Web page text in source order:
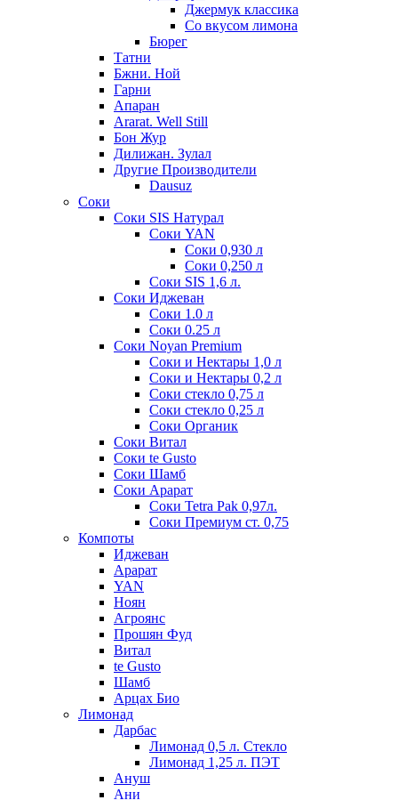
Джермук классика
Со вкусом лимона
Бюрег
Татни
Бжни. Ной
Гарни
Апаран
Ararat. Well Still
Бон Жур
Дилижан. Зулал
Другие Производители
Dausuz
Соки
Соки SIS Натурал
Соки YAN
Соки 0,930 л
Соки 0,250 л
Соки SIS 1,6 л.
Соки Иджеван
Соки 1.0 л
Соки 0.25 л
Соки Noyan Premium
Соки и Нектары 1,0 л
Соки и Нектары 0,2 л
Соки стекло 0,75 л
Соки стекло 0,25 л
Соки Органик
Соки Витал
Соки te Gusto
Соки Шамб
Соки Арарат
Соки Tetra Pak 0,97л.
Соки Премиум ст. 0,75
Компоты
Иджеван
Арарат
YAN
Ноян
Агроянс
Прошян Фуд
Витал
te Gusto
Шамб
Арцах Био
Лимонад
Дарбас
Лимонад 0,5 л. Стекло
Лимонад 1,25 л. ПЭТ
Ануш
Ани